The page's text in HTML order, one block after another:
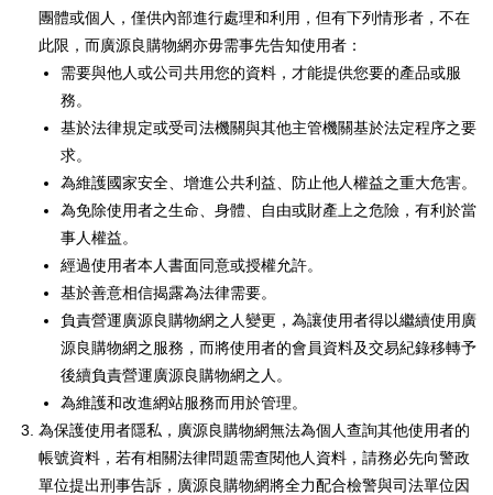
團體或個人，僅供內部進行處理和利用，但有下列情形者，不在
此限，而廣源良購物網亦毋需事先告知使用者：
需要與他人或公司共用您的資料，才能提供您要的產品或服
務。
基於法律規定或受司法機關與其他主管機關基於法定程序之要
求。
為維護國家安全、增進公共利益、防止他人權益之重大危害。
為免除使用者之生命、身體、自由或財產上之危險，有利於當
事人權益。
經過使用者本人書面同意或授權允許。
基於善意相信揭露為法律需要。
負責營運廣源良購物網之人變更，為讓使用者得以繼續使用廣
源良購物網之服務，而將使用者的會員資料及交易紀錄移轉予
後續負責營運廣源良購物網之人。
為維護和改進網站服務而用於管理。
為保護使用者隱私，廣源良購物網無法為個人查詢其他使用者的
帳號資料，若有相關法律問題需查閱他人資料，請務必先向警政
單位提出刑事告訴，廣源良購物網將全力配合檢警與司法單位因